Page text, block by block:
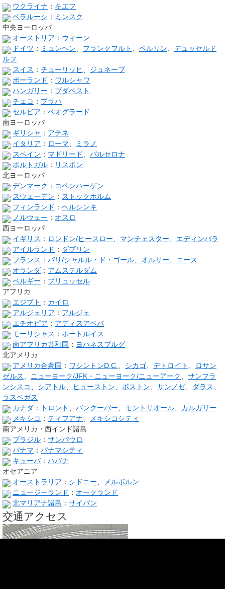
ウクライナ ： キエフ
ベラルーシ ： ミンスク
中央ヨーロッパ
オーストリア ： ウィーン
ドイツ ： ミュンヘン フランクフルト ベルリン
デュッセルド
ルフ
スイス ： チューリッヒ
ジュネーブ
ポーランド ： ワルシャワ
ハンガリー ： ブダペスト
チェコ ： プラハ
セルビア ： ベオグラード
南ヨーロッパ
ギリシャ ： アテネ
イタリア ： ローマ
ミラノ
スペイン ： マドリード
バルセロナ
ポルトガル ： リスボン
北ヨーロッパ
デンマーク ： コペンハーゲン
スウェーデン ： ストックホルム
フィンランド ： ヘルシンキ
ノルウェー ： オスロ
西ヨーロッパ
イギリス ： ロンドン/ヒースロー マンチェスター
エディンバラ
アイルランド ： ダブリン
フランス ： パリ/シャルル・ド・ゴール、オルリー
ニース
オランダ ： アムステルダム
ベルギー ： ブリュッセル
アフリカ
エジプト ： カイロ
アルジェリア ： アルジェ
エチオピア ： アディスアベバ
モーリシャス ： ポートルイス
南アフリカ共和国 ： ヨハネスブルグ
北アメリカ
アメリカ合衆国 ： ワシントンD.C. シカゴ デトロイト
ロサン
ゼルス
ニューヨーク/JFK・ニューヨーク/ニューアーク
サンフラ
ンシスコ
シアトル ヒューストン ボストン サンノゼ、 ダラス
ラスベガス
カナダ ： トロント バンクーバー モントリオール
カルガリー
メキシコ ： ティフアナ
メキシコシティ
南アメリカ・西インド諸島
ブラジル ： サンパウロ
パナマ ： パナマシティ
キューバ： ハバナ
オセアニア
オーストラリア ： シドニー
メルボルン
ニュージーランド ： オークランド
北マリアナ諸島 ： サイパン
交通アクセス